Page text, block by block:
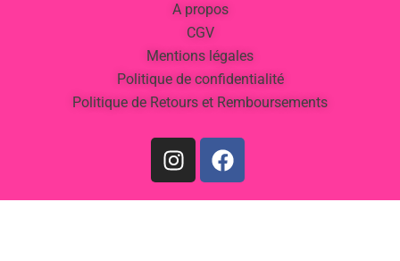
A propos
CGV
Mentions légales
Politique de confidentialité
Politique de Retours et Remboursements